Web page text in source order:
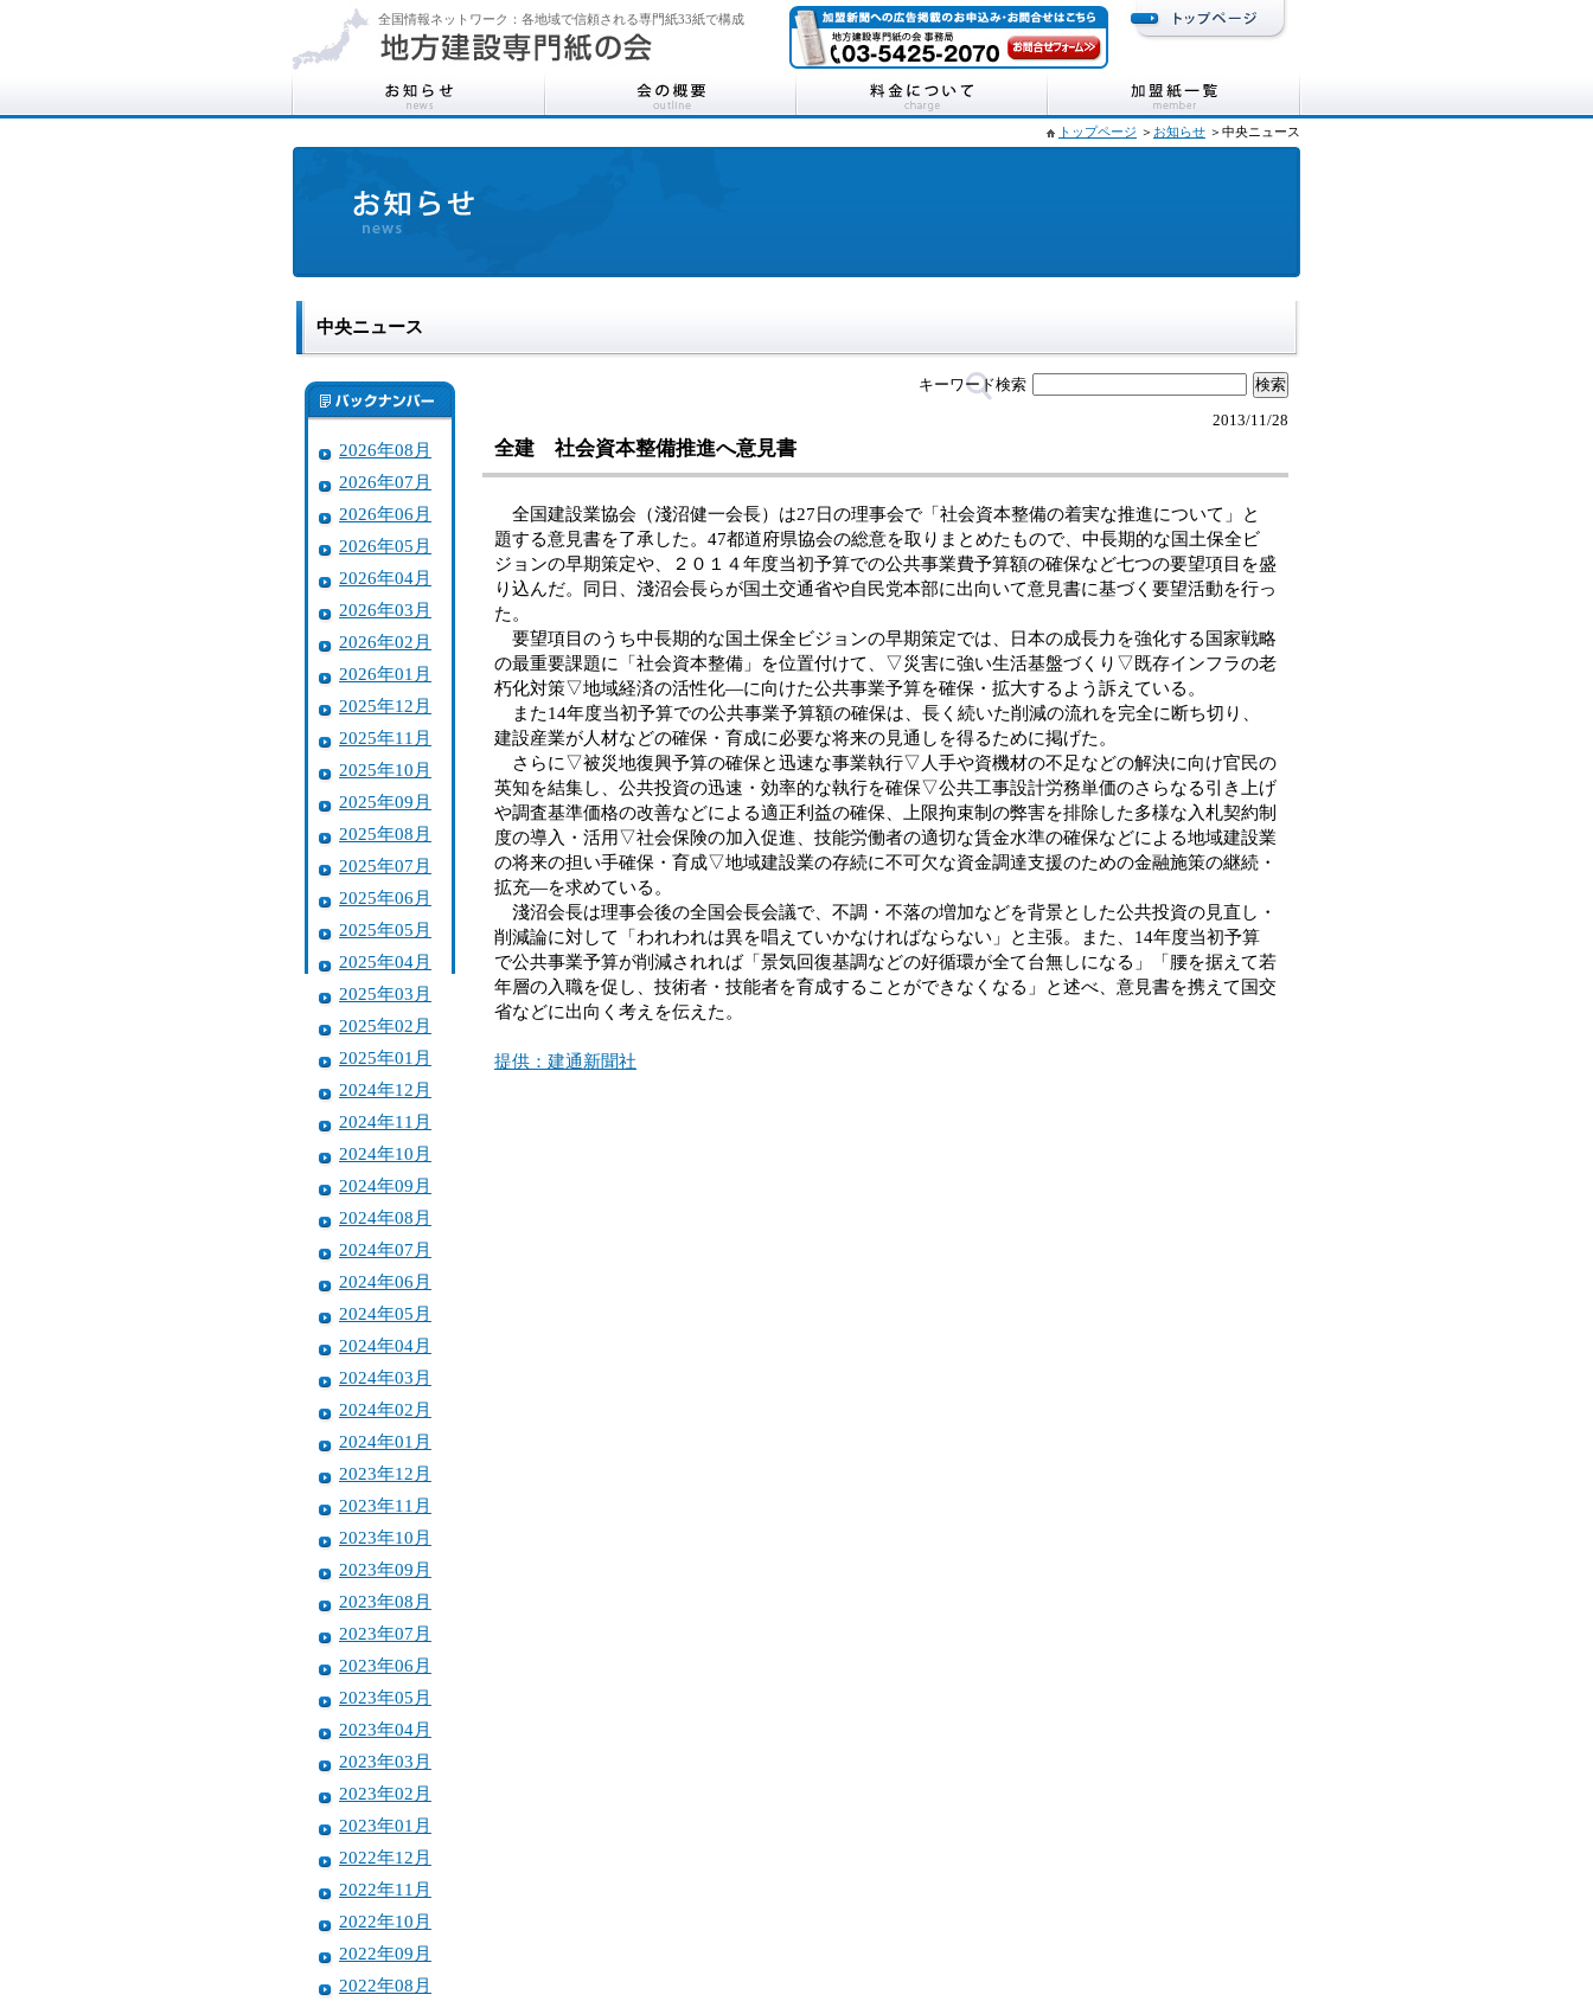
全国情報ネットワーク：各地域で信頼される専門紙33紙で構成
トップページ ＞ お知らせ ＞中央ニュース
中央ニュース
2026年08月
2026年07月
2026年06月
2026年05月
2026年04月
2026年03月
2026年02月
2026年01月
2025年12月
2025年11月
2025年10月
2025年09月
2025年08月
2025年07月
2025年06月
2025年05月
2025年04月
2025年03月
2025年02月
2025年01月
2024年12月
2024年11月
2024年10月
2024年09月
2024年08月
2024年07月
2024年06月
2024年05月
2024年04月
2024年03月
2024年02月
2024年01月
2023年12月
2023年11月
2023年10月
2023年09月
2023年08月
2023年07月
2023年06月
2023年05月
2023年04月
2023年03月
2023年02月
2023年01月
2022年12月
2022年11月
2022年10月
2022年09月
2022年08月
キーワード検索
2013/11/28
全建 社会資本整備推進へ意見書
全国建設業協会（淺沼健一会長）は27日の理事会で「社会資本整備の着実な推進について」と
題する意見書を了承した。47都道府県協会の総意を取りまとめたもので、中長期的な国土保全ビ
ジョンの早期策定や、２０１４年度当初予算での公共事業費予算額の確保など七つの要望項目を盛
り込んだ。同日、淺沼会長らが国土交通省や自民党本部に出向いて意見書に基づく要望活動を行っ
た。
要望項目のうち中長期的な国土保全ビジョンの早期策定では、日本の成長力を強化する国家戦略
の最重要課題に「社会資本整備」を位置付けて、▽災害に強い生活基盤づくり▽既存インフラの老
朽化対策▽地域経済の活性化―に向けた公共事業予算を確保・拡大するよう訴えている。
また14年度当初予算での公共事業予算額の確保は、長く続いた削減の流れを完全に断ち切り、
建設産業が人材などの確保・育成に必要な将来の見通しを得るために掲げた。
さらに▽被災地復興予算の確保と迅速な事業執行▽人手や資機材の不足などの解決に向け官民の
英知を結集し、公共投資の迅速・効率的な執行を確保▽公共工事設計労務単価のさらなる引き上げ
や調査基準価格の改善などによる適正利益の確保、上限拘束制の弊害を排除した多様な入札契約制
度の導入・活用▽社会保険の加入促進、技能労働者の適切な賃金水準の確保などによる地域建設業
の将来の担い手確保・育成▽地域建設業の存続に不可欠な資金調達支援のための金融施策の継続・
拡充―を求めている。
淺沼会長は理事会後の全国会長会議で、不調・不落の増加などを背景とした公共投資の見直し・
削減論に対して「われわれは異を唱えていかなければならない」と主張。また、14年度当初予算
で公共事業予算が削減されれば「景気回復基調などの好循環が全て台無しになる」「腰を据えて若
年層の入職を促し、技術者・技能者を育成することができなくなる」と述べ、意見書を携えて国交
省などに出向く考えを伝えた。
提供：建通新聞社